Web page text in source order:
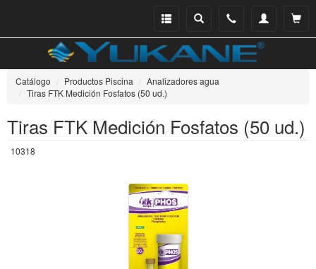
Ver
Mi
Teléfono
Buscar
Menu
Catálogo Productos Piscina
Analizadores agua
Tiras FTK Medición Fosfatos (50 ud.)
Tiras FTK Medición Fosfatos (50 ud.)
10318